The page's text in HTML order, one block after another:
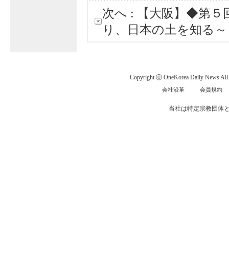
次へ :
【大阪】◆第
り、日本の土を知る～
Copyright ⓒ OneKorea Daily News All
会社沿革 会員規約
当社は特定宗教団体